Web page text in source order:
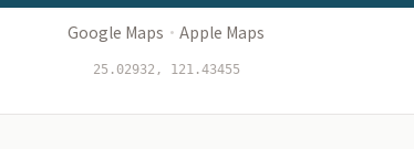
Google Maps · Apple Maps
25.02932, 121.43455